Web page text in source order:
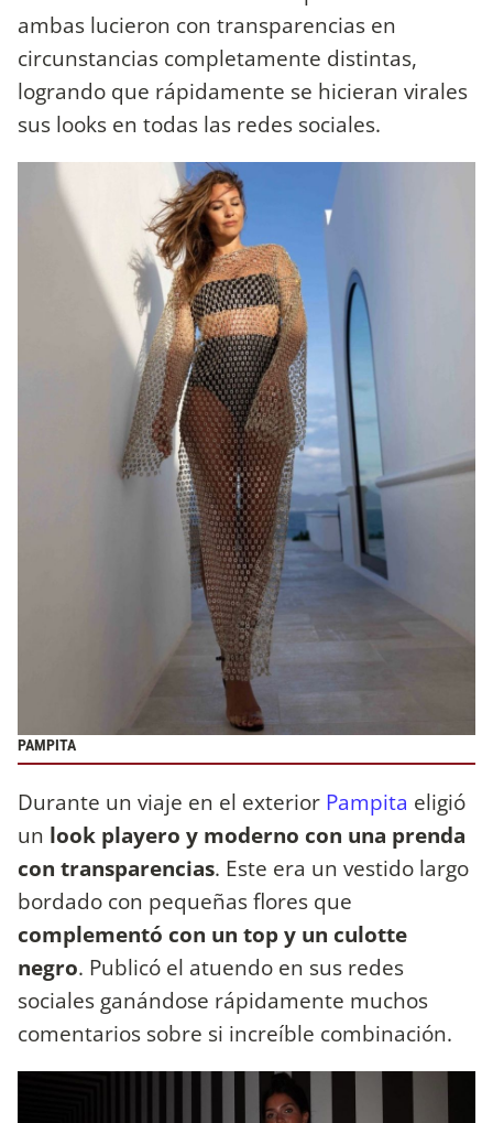
ambas lucieron con transparencias en
circunstancias completamente distintas,
logrando que rápidamente se hicieran virales
sus looks en todas las redes sociales.
PAMPITA
Durante un viaje en el exterior Pampita eligió
un look playero y moderno con una prenda
con transparencias. Este era un vestido largo
bordado con pequeñas flores que
complementó con un top y un culotte
negro. Publicó el atuendo en sus redes
sociales ganándose rápidamente muchos
comentarios sobre si increíble combinación.